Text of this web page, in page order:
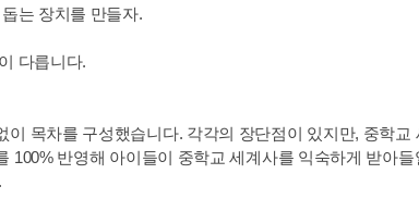
는 장치를 만들자.
다릅니다.
목차를 구성했습니다. 각각의 장단점이 있지만, 중학
100% 반영해 아이들이 중학교 세계사를 익숙하게 받아